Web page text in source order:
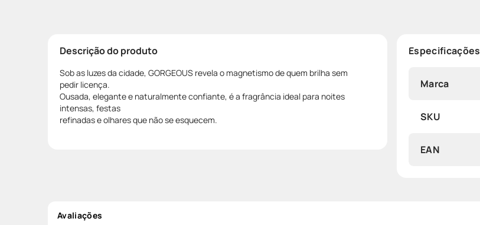
Descrição do produto
Sob as luzes da cidade, GORGEOUS revela o magnetismo de quem brilha sem
pedir licença.
Ousada, elegante e naturalmente confiante, é a fragrância ideal para noites
intensas, festas
refinadas e olhares que não se esquecem.
Especificações
Marca
SKU
EAN
Avaliações